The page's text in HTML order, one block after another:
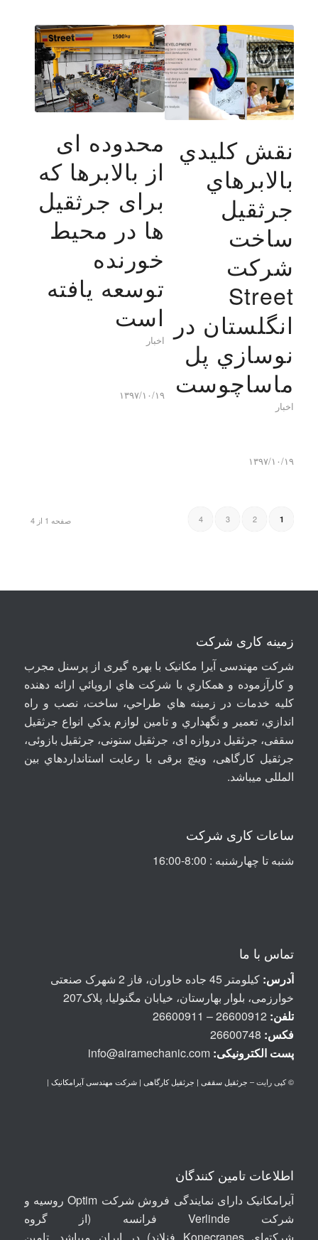
نقش کليدي
بالابرهاي
جرثقيل
ساخت
شرکت
Street
انگلستان در
نوسازي پل
ماساچوست
اخبار
۱۳۹۷/۱۰/۱۹
محدوده ای
از بالابرها که
برای جرثقیل
ها در محیط
خورنده
توسعه یافته
است
اخبار
۱۳۹۷/۱۰/۱۹
صفحه 1 از 4 1
2
3
4
زمینه کاری شرکت
شرکت مهندسی آيرا مکانيک با بهره گیری از پرسنل مجرب
و کارآزموده و همکاري با شرکت هاي اروپائي ارائه دهنده
کلیه خدمات در زمينه هاي طراحي، ساخت، نصب و راه
اندازي، تعمير و نگهداري و تامين لوازم يدکي انواع جرثقيل
سقفی، جرثقيل دروازه ای، جرثقيل ستونی، جرثقيل بازوئی،
جرثقیل کارگاهی، وینچ برقی با رعايت استانداردهاي بين
المللی ميباشد.
ساعات کاری شرکت
شنبه تا چهارشنبه : 8:00-16:00
تماس با ما
آدرس:
کیلومتر 45 جاده خاوران، فاز 2 شهرک صنعتی
خوارزمی، بلوار بهارستان، خیابان مگنولیا، پلاک207
تلفن:
فکس:
پست الكترونيكی:
© کپی رایت – جرثقیل سقفی | جرثقیل کارگاهی | شرکت مهندسی آیرامکانیک|
اطلاعات تامین کنندگان
آیرامکانیک دارای نمایندگی فروش شرکت Optim روسیه
و
شرکتVerlinde فرانسه (از گروه